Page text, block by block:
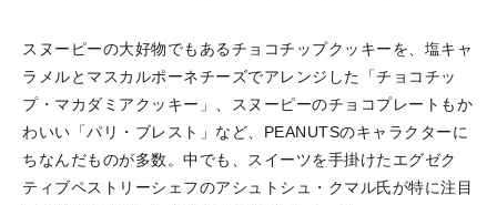
スヌーピーの大好物でもあるチョコチップクッキーを、塩キャ
ラメルとマスカルポーネチーズでアレンジした「チョコチッ
プ・マカダミアクッキー」、スヌーピーのチョコプレートもか
わいい「パリ・ブレスト」など、PEANUTSのキャラクターに
ちなんだものが多数。中でも、スイーツを手掛けたエグゼク
ティブペストリーシェフのアシュトシュ・クマル氏が特に注目